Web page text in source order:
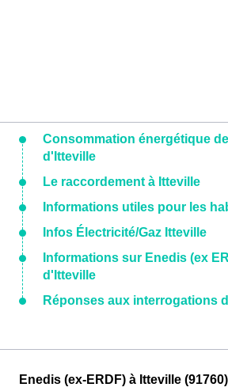
Consommation énergétique
d'Itteville
Le raccordement à Itteville
Informations utiles pour les
Infos Électricité/Gaz Itteville
Informations sur Enedis (ex
d'Itteville
Réponses aux interrogations
Enedis (ex-ERDF) à Itteville (91760)